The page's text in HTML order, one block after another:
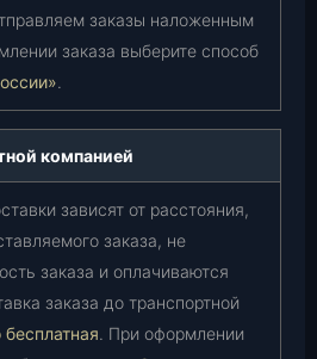
заказы наложенным
заказа выберите способ
.
компанией
зависят от расстояния,
заказа, не
заказа и оплачиваются
заказа до транспортной
. При оформлении